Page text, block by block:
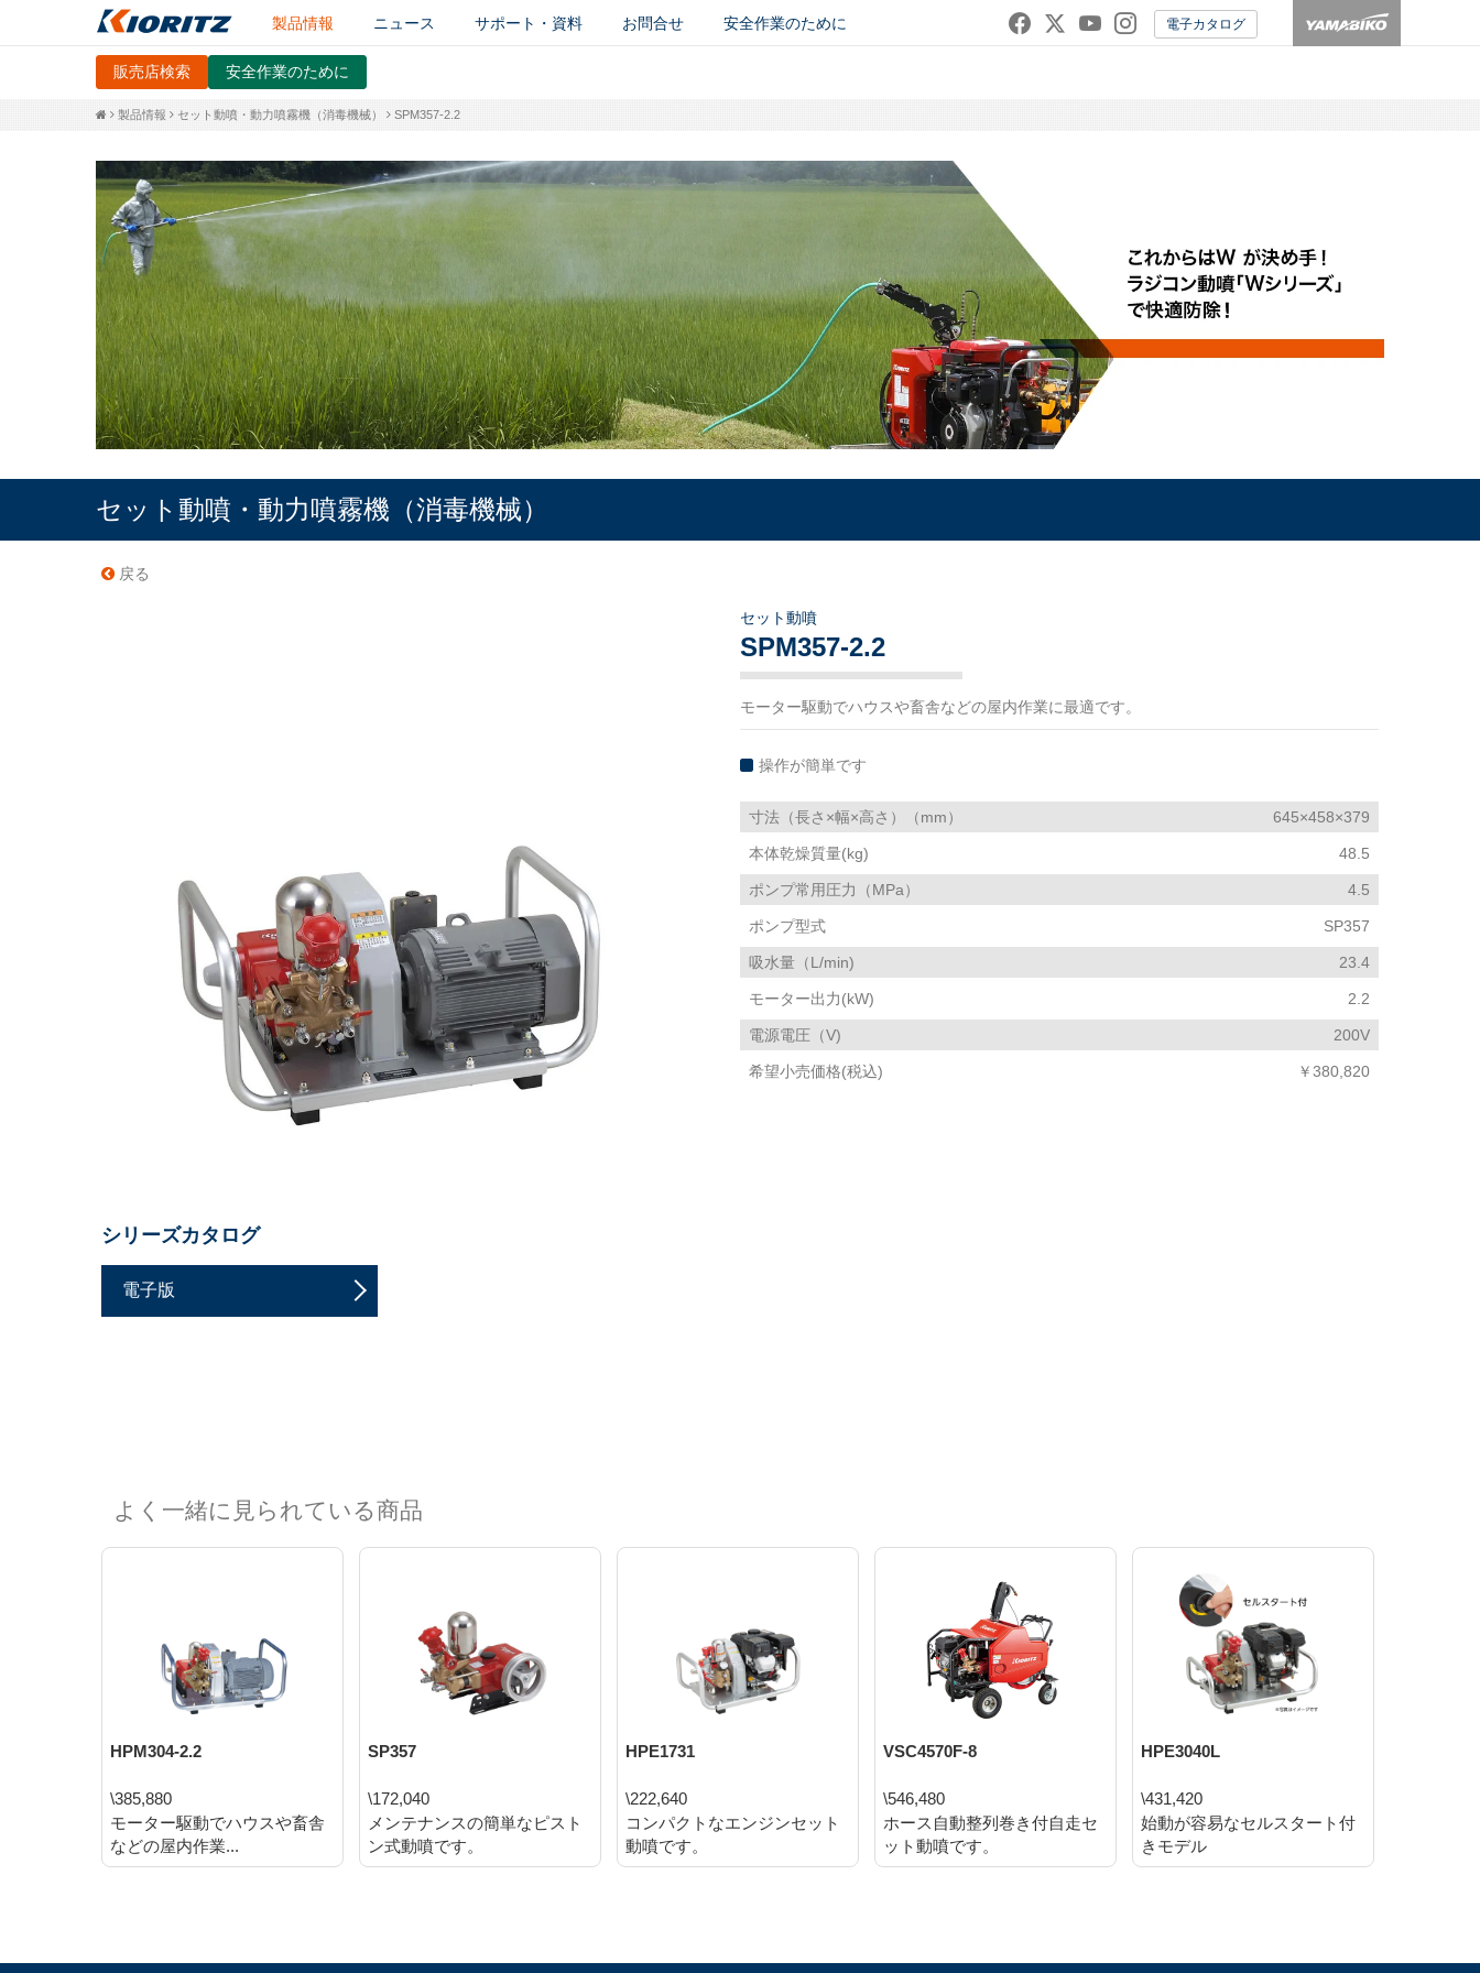
製品情報 ニュース サポート・資料 お問合せ 安全作業のために 電子カタログ
販売店検索 安全作業のために
製品情報 セット動噴・動力噴霧機（消毒機械） SPM357-2.2
セット動噴・動力噴霧機（消毒機械）
戻る
シリーズカタログ
電子版
セット動噴
SPM357-2.2
モーター駆動でハウスや畜舎などの屋内作業に最適です。
操作が簡単です
寸法（長さ×幅×高さ）（mm） 645×458×379
本体乾燥質量(kg) 48.5
ポンプ常用圧力（MPa） 4.5
ポンプ型式 SP357
吸水量（L/min) 23.4
モーター出力(kW) 2.2
電源電圧（V) 200V
希望小売価格(税込) ￥380,820
よく一緒に見られている商品
HPM304-2.2
\385,880
モーター駆動でハウスや畜舎
などの屋内作業...
SP357
\172,040
メンテナンスの簡単なピスト
ン式動噴です。
HPE1731
\222,640
コンパクトなエンジンセット
動噴です。
VSC4570F-8
\546,480
ホース自動整列巻き付自走セ
ット動噴です。
HPE3040L
\431,420
始動が容易なセルスタート付
きモデル